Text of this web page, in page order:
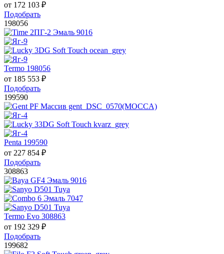
от 172 103 ₽
Подобрать
198056
Termo 198056
от 185 553 ₽
Подобрать
199590
Penta 199590
от 227 854 ₽
Подобрать
308863
Termo Evo 308863
от 192 329 ₽
Подобрать
199682